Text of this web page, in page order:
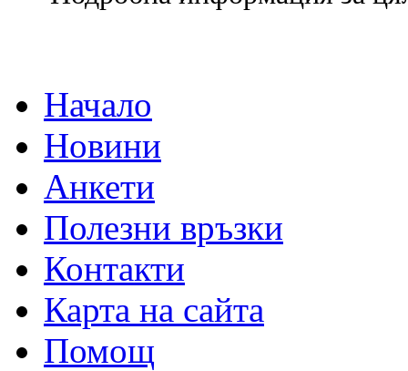
Начало
Новини
Анкети
Полезни връзки
Контакти
Карта на сайта
Помощ